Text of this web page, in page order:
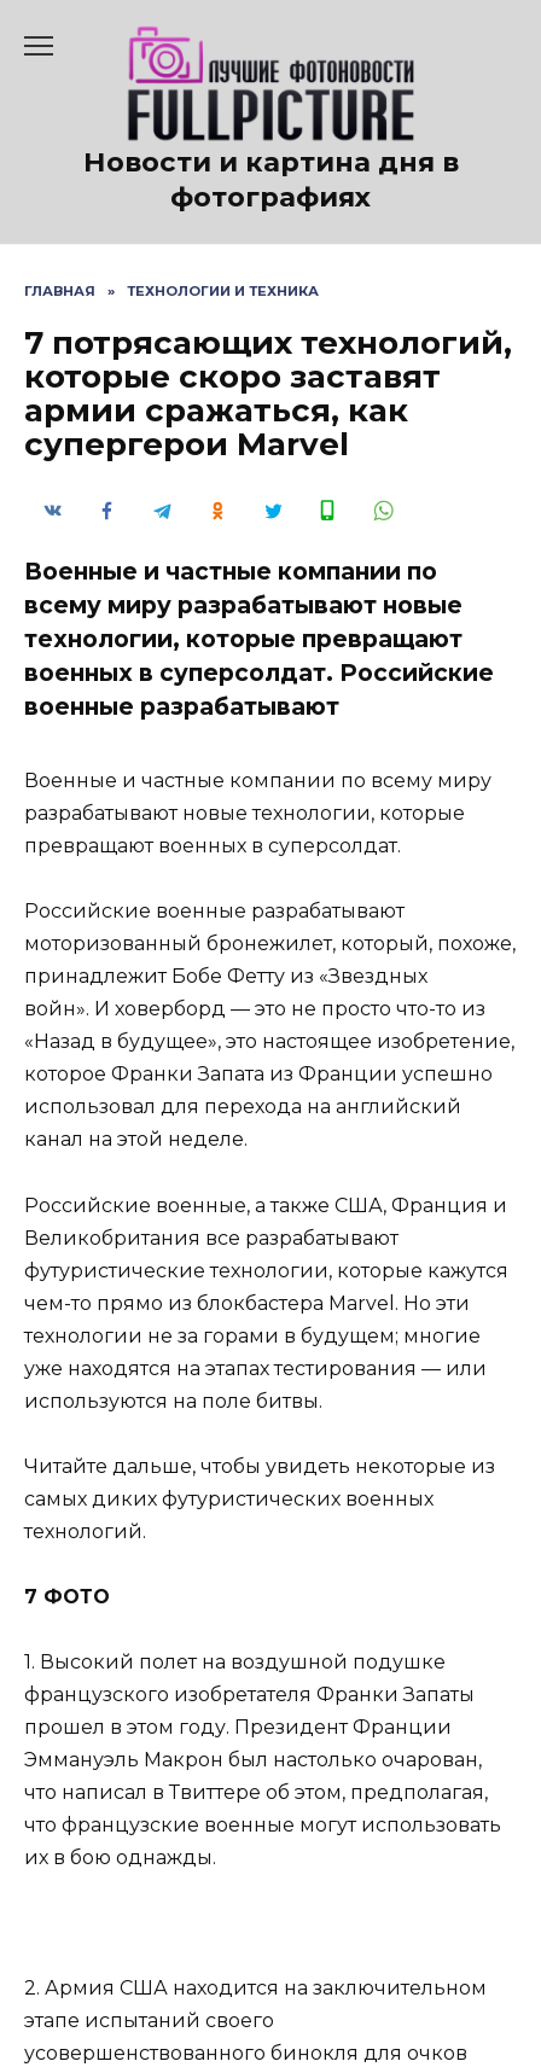
содержанию
Новости и картина дня в
фотографиях
ГЛАВНАЯ » ТЕХНОЛОГИИ И ТЕХНИКА
7 потрясающих технологий,
которые скоро заставят
армии сражаться, как
супергерои Marvel
Военные и частные компании по
всему миру разрабатывают новые
технологии, которые превращают
военных в суперсолдат. Российские
военные разрабатывают
Военные и частные компании по всему миру
разрабатывают новые технологии, которые
превращают военных в суперсолдат.
Российские военные разрабатывают
моторизованный бронежилет, который, похоже,
принадлежит Бобе Фетту из «Звездных
войн». И ховерборд — это не просто что-то из
«Назад в будущее», это настоящее изобретение,
которое Франки Запата из Франции успешно
использовал для перехода на английский
канал на этой неделе.
Российские военные, а также США, Франция и
Великобритания все разрабатывают
футуристические технологии, которые кажутся
чем-то прямо из блокбастера Marvel. Но эти
технологии не за горами в будущем; многие
уже находятся на этапах тестирования — или
используются на поле битвы.
Читайте дальше, чтобы увидеть некоторые из
самых диких футуристических военных
технологий.
7 ФОТО
1. Высокий полет на воздушной подушке
французского изобретателя Франки Запаты
прошел в этом году. Президент Франции
Эммануэль Макрон был настолько очарован,
что написал в Твиттере об этом, предполагая,
что французские военные могут использовать
их в бою однажды.
2. Армия США находится на заключительном
этапе испытаний своего
усовершенствованного бинокля для очков